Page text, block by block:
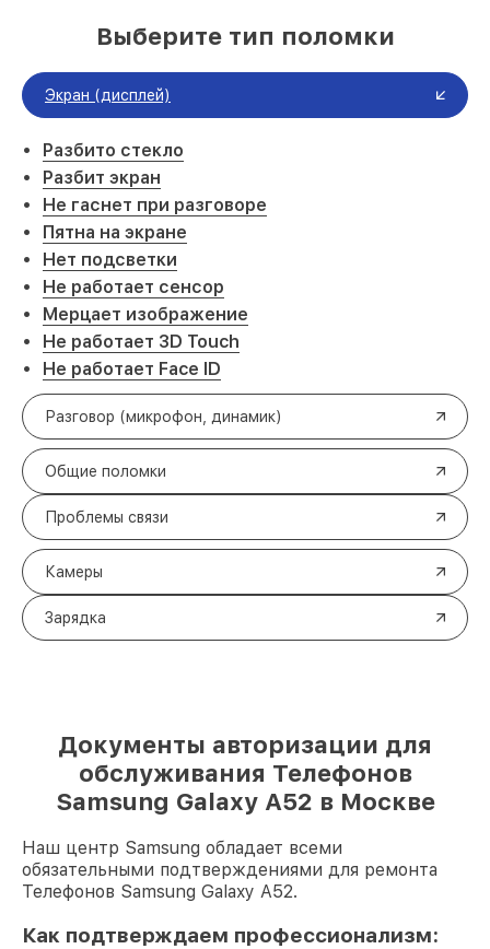
Выберите тип поломки
Экран (дисплей)
Разбито стекло
Разбит экран
Не гаснет при разговоре
Пятна на экране
Нет подсветки
Не работает сенсор
Мерцает изображение
Не работает 3D Touch
Не работает Face ID
Разговор (микрофон, динамик)
Общие поломки
Проблемы связи
Камеры
Зарядка
Документы авторизации для
обслуживания Телефонов
Samsung Galaxy A52 в Москве
Наш центр Samsung обладает всеми
обязательными подтверждениями для ремонта
Телефонов Samsung Galaxy A52.
Как подтверждаем профессионализм: